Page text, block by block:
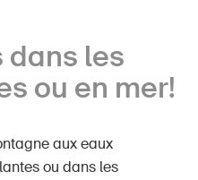
dans les
ou en mer!
aux eaux
ou dans les